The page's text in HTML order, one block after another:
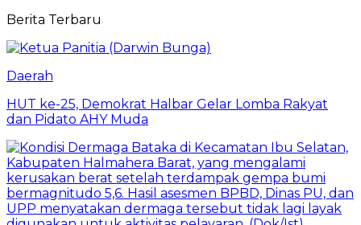
Berita Terbaru
Daerah
HUT ke-25, Demokrat Halbar Gelar Lomba Rakyat
dan Pidato AHY Muda